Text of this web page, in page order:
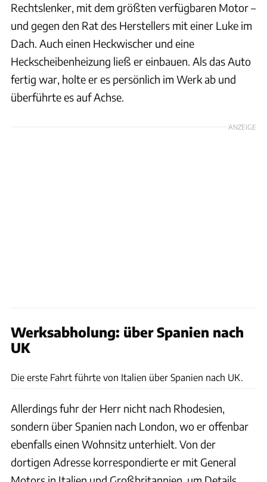
Rechtslenker, mit dem größten verfügbaren Motor –
und gegen den Rat des Herstellers mit einer Luke im
Dach. Auch einen Heckwischer und eine
Heckscheibenheizung ließ er einbauen. Als das Auto
fertig war, holte er es persönlich im Werk ab und
überführte es auf Achse.
ANZEIGE
Werksabholung: über Spanien nach
UK
Die erste Fahrt führte von Italien über Spanien nach UK.
Allerdings fuhr der Herr nicht nach Rhodesien,
sondern über Spanien nach London, wo er offenbar
ebenfalls einen Wohnsitz unterhielt. Von der
dortigen Adresse korrespondierte er mit General